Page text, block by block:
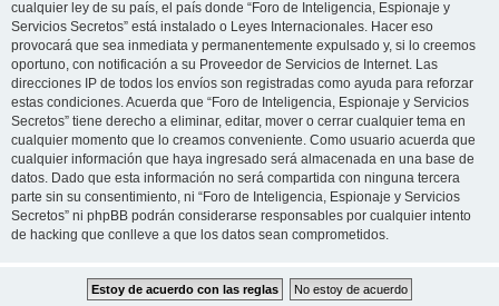
cualquier ley de su país, el país donde “Foro de Inteligencia, Espionaje y
Servicios Secretos” está instalado o Leyes Internacionales. Hacer eso
provocará que sea inmediata y permanentemente expulsado y, si lo creemos
oportuno, con notificación a su Proveedor de Servicios de Internet. Las
direcciones IP de todos los envíos son registradas como ayuda para reforzar
estas condiciones. Acuerda que “Foro de Inteligencia, Espionaje y Servicios
Secretos” tiene derecho a eliminar, editar, mover o cerrar cualquier tema en
cualquier momento que lo creamos conveniente. Como usuario acuerda que
cualquier información que haya ingresado será almacenada en una base de
datos. Dado que esta información no será compartida con ninguna tercera
parte sin su consentimiento, ni “Foro de Inteligencia, Espionaje y Servicios
Secretos” ni phpBB podrán considerarse responsables por cualquier intento
de hacking que conlleve a que los datos sean comprometidos.